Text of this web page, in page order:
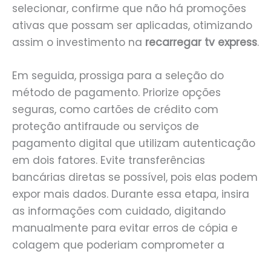
selecionar, confirme que não há promoções
ativas que possam ser aplicadas, otimizando
assim o investimento na recarregar tv express.
Em seguida, prossiga para a seleção do
método de pagamento. Priorize opções
seguras, como cartões de crédito com
proteção antifraude ou serviços de
pagamento digital que utilizam autenticação
em dois fatores. Evite transferências
bancárias diretas se possível, pois elas podem
expor mais dados. Durante essa etapa, insira
as informações com cuidado, digitando
manualmente para evitar erros de cópia e
colagem que poderiam comprometer a